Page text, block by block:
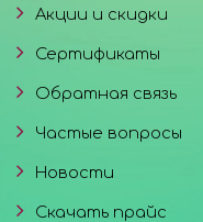
Акции и скидки
Сертификаты
Обратная связь
Частые вопросы
Новости
Скачать прайс